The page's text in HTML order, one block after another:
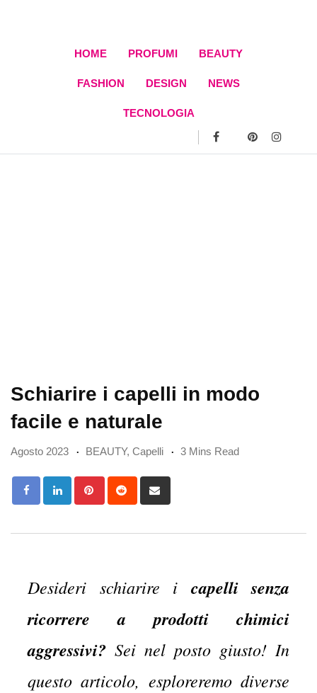
HOME PROFUMI BEAUTY
FASHION DESIGN NEWS
TECNOLOGIA
Schiarire i capelli in modo
facile e naturale
Agosto 2023 BEAUTY, Capelli 3 Mins Read
PinterestReddit
via
Desideri schiarire i capelli senza
ricorrere a prodotti chimici
aggressivi? Sei nel posto giusto! In
questo articolo, esploreremo diverse